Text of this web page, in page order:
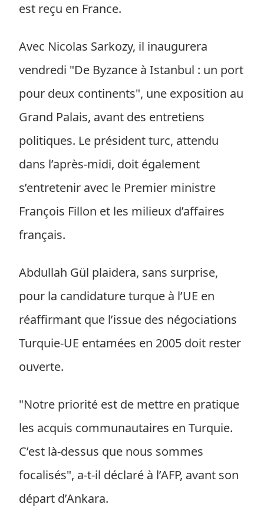
est reçu en France.
Avec Nicolas Sarkozy, il inaugurera
vendredi "De Byzance à Istanbul : un port
pour deux continents", une exposition au
Grand Palais, avant des entretiens
politiques. Le président turc, attendu
dans l’après-midi, doit également
s’entretenir avec le Premier ministre
François Fillon et les milieux d’affaires
français.
Abdullah Gül plaidera, sans surprise,
pour la candidature turque à l’UE en
réaffirmant que l’issue des négociations
Turquie-UE entamées en 2005 doit rester
ouverte.
"Notre priorité est de mettre en pratique
les acquis communautaires en Turquie.
C’est là-dessus que nous sommes
focalisés", a-t-il déclaré à l’AFP, avant son
départ d’Ankara.